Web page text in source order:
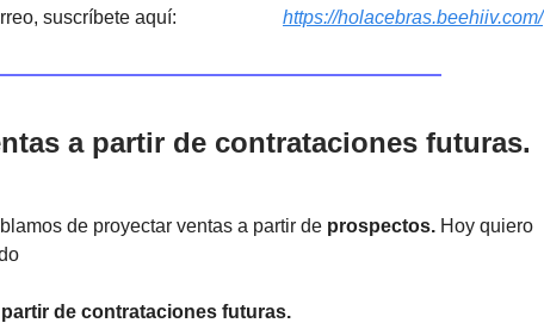
suscríbete aquí: https://holacebras.beehiiv.com/
a partir de contrataciones futuras.
de proyectar ventas a partir de prospectos. Hoy quiero
de contrataciones futuras.